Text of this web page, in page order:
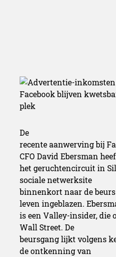
De
recente aanwerving bij
CFO David Ebersman
het geruchtencircuit in
sociale netwerksite
binnenkort naar de
leven ingeblazen.
is een Valley-insider, die
Wall Street. De
beursgang lijkt volgens
de ontkenning van